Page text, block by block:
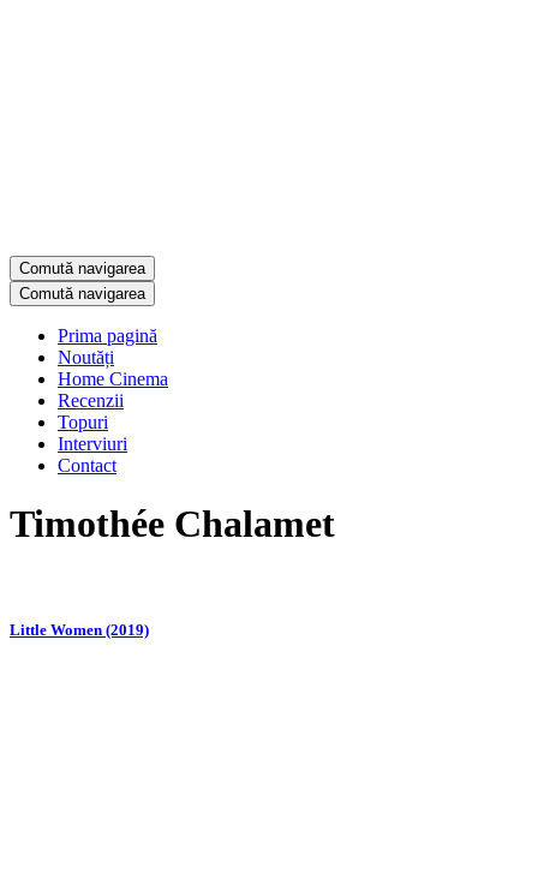
Comută navigarea
Comută navigarea
Prima pagină
Noutăți
Home Cinema
Recenzii
Topuri
Interviuri
Contact
Timothée Chalamet
Little Women (2019)